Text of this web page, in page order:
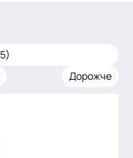
Фільтри ( 5)
Дорожче